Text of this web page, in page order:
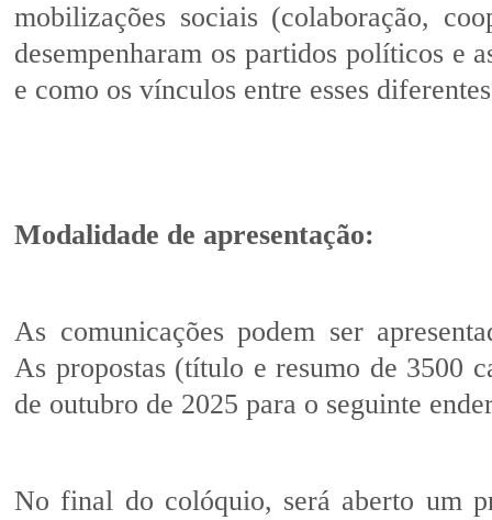
mobilizações sociais (colaboração,
desempenharam os partidos políticos e
e como os vínculos entre esses
Modalidade de apresentação:
As comunicações podem ser
As propostas (título e resumo de 3500
de outubro de 2025 para o seguinte
No final do colóquio, será aberto um